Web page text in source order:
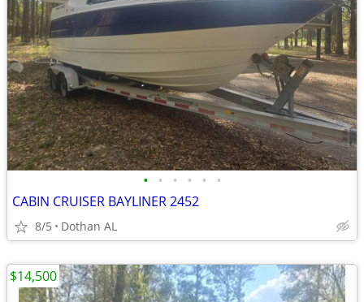
• • • • • •
CABIN CRUISER BAYLINER 2452
8/5 Dothan AL
$14,500